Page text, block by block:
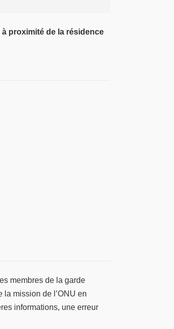
proximité de la résidence
membres de la garde
mission de l’ONU en
informations, une erreur